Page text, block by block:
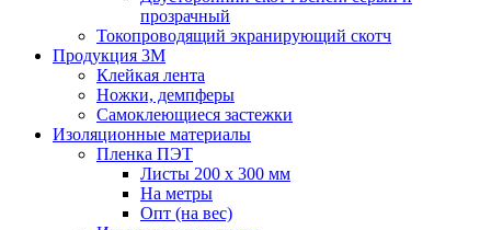
прозрачный
Токопроводящий экранирующий скотч
Продукция 3M
Клейкая лента
Ножки, демпферы
Самоклеющиеся застежки
Изоляционные материалы
Пленка ПЭТ
Листы 200 х 300 мм
На метры
Опт (на вес)